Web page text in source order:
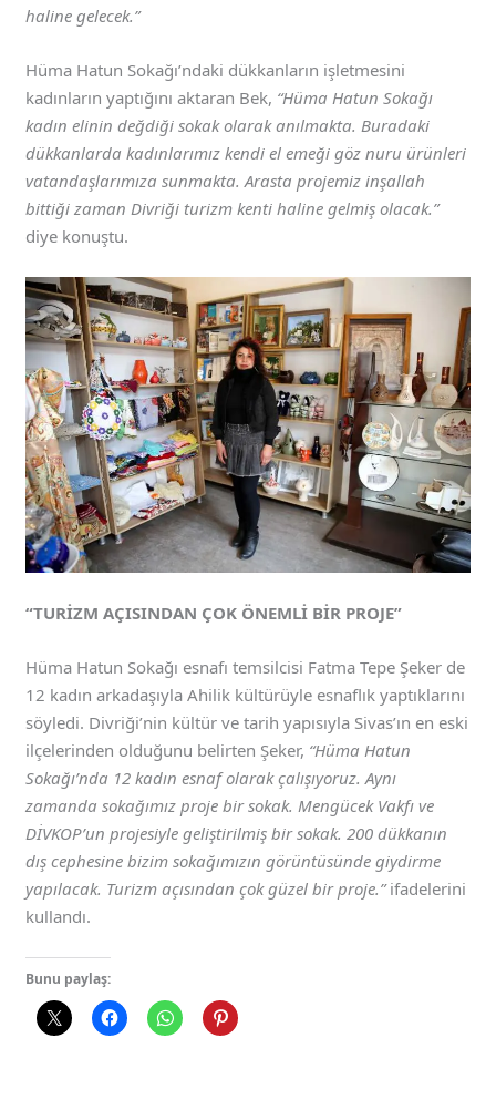
haline gelecek.”
Hüma Hatun Sokağı’ndaki dükkanların işletmesini
kadınların yaptığını aktaran Bek, “Hüma Hatun Sokağı
kadın elinin değdiği sokak olarak anılmakta. Buradaki
dükkanlarda kadınlarımız kendi el emeği göz nuru ürünleri
vatandaşlarımıza sunmakta. Arasta projemiz inşallah
bittiği zaman Divriği turizm kenti haline gelmiş olacak.”
diye konuştu.
“TURİZM AÇISINDAN ÇOK ÖNEMLİ BİR PROJE”
Hüma Hatun Sokağı esnafı temsilcisi Fatma Tepe Şeker de
12 kadın arkadaşıyla Ahilik kültürüyle esnaflık yaptıklarını
söyledi. Divriği’nin kültür ve tarih yapısıyla Sivas’ın en eski
ilçelerinden olduğunu belirten Şeker, “Hüma Hatun
Sokağı’nda 12 kadın esnaf olarak çalışıyoruz. Aynı
zamanda sokağımız proje bir sokak. Mengücek Vakfı ve
DİVKOP’un projesiyle geliştirilmiş bir sokak. 200 dükkanın
dış cephesine bizim sokağımızın görüntüsünde giydirme
yapılacak. Turizm açısından çok güzel bir proje.”ifadelerini
kullandı.
Bunu paylaş: